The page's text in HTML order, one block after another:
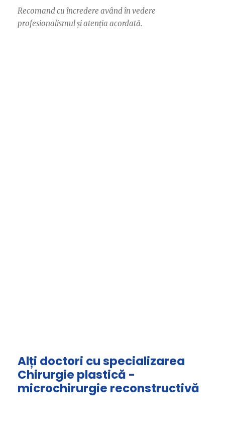
Recomand cu încredere având în vedere
profesionalismul și atenția acordată.
Alți doctori cu specializarea
Chirurgie plastică -
microchirurgie reconstructivă